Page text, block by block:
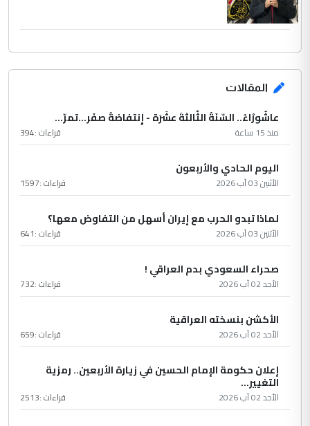
المقالات
عاشُورْاءُ.. السّنَةُ الثّالثةَ عشَرَة - إِنتفاضةُ صفَر…تمرّ...
منذ 15 ساعة قراءات :394
اليوم الحادي والأربعون
الأثنين 03 آب 2026 قراءات :1597
لماذا تبدو الحرب مع إيران أسهل من التفاوض معها؟
الأثنين 03 آب 2026 قراءات :641
صحراء السعودي بدم العراقي !
الأحد 02 آب 2026 قراءات :732
الأكشن بنسخته العراقية
الأحد 02 آب 2026 قراءات :659
إعلان حكومة الإمام الحسين في زيارة الأربعين.. رمزية
التغيير...
الأحد 02 آب 2026 قراءات :2513